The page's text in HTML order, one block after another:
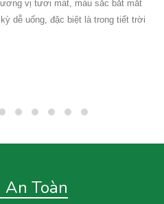
truyền thống mà ngày nay đã
bản hấp dẫn. Trong đó, Cà Phê
cùng cà phê đậm đà. Nếu bạn
An Toàn